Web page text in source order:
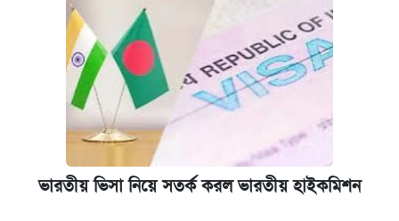
ভারতীয় ভিসা নিয়ে সতর্ক করল ভারতীয় হাইকমিশন